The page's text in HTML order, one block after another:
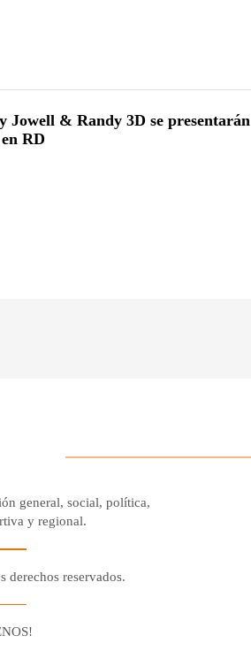
Jowell & Randy 3D se presentarán
RD
general, social, política,
y regional.
derechos reservados.